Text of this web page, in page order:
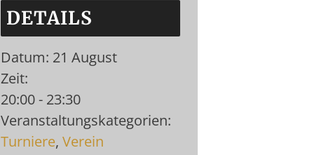
DETAILS
Datum: 21 August
Zeit:
20:00 - 23:30
Veranstaltungskategorien:
Turniere, Verein